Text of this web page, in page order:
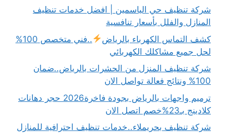
شركة تنظيف حي الياسمين | افضل خدمات تنظيف
المنازل والفلل بأسعار تنافسية
كشف التماس الكهرباء بالرياض
..فني متخصص 100%
لحل جميع مشاكلك الكهربائي
شركة تنظيف المنزل من الحشرات بالرياض..ضمان
100% ونتائج فعالة تواصل الان
ترميم واجهات بالرياض بجودة فاخرة2026 حجر دهانات
كلادينج بـ23%خصم اتصل الان
شركة تنظيف بحريملاء..خدمات تنظيف احترافية للمنازل